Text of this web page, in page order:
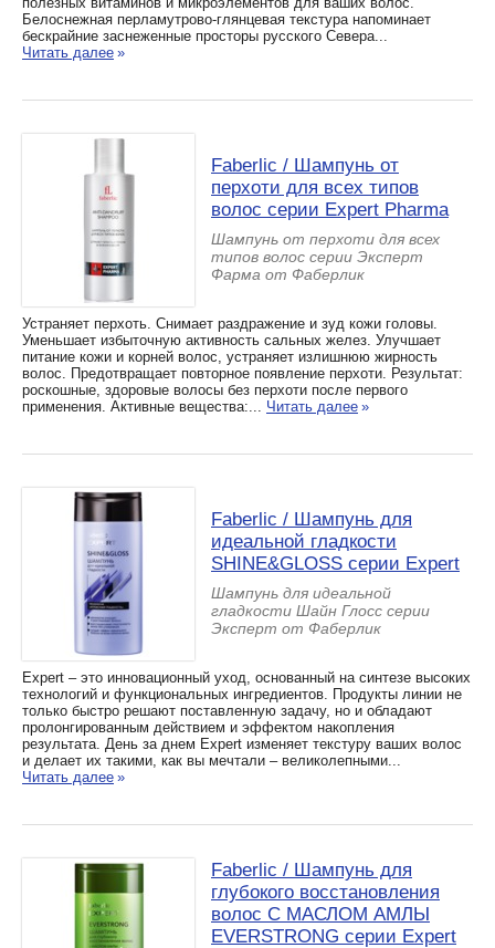
Белоснежная перламутрово-глянцевая текстура напоминает
бескрайние заснеженные просторы русского Севера...
Читать далее »
Faberlic / Шампунь от
перхоти для всех типов
волос серии Expert Pharma
Шампунь от перхоти для всех
типов волос серии Эксперт
Фарма от Фаберлик
Устраняет перхоть. Снимает раздражение и зуд кожи головы.
Уменьшает избыточную активность сальных желез. Улучшает
питание кожи и корней волос, устраняет излишнюю жирность
волос. Предотвращает повторное появление перхоти. Результат:
роскошные, здоровые волосы без перхоти после первого
применения. Активные вещества:... Читать далее »
Faberlic / Шампунь для
идеальной гладкости
SHINE&GLOSS серии Expert
Шампунь для идеальной
гладкости Шайн Глосс серии
Эксперт от Фаберлик
Expert – это инновационный уход, основанный на синтезе высоких
технологий и функциональных ингредиентов. Продукты линии не
только быстро решают поставленную задачу, но и обладают
пролонгированным действием и эффектом накопления
результата. День за днем Expert изменяет текстуру ваших волос
и делает их такими, как вы мечтали – великолепными...
Читать далее »
Faberlic / Шампунь для
глубокого восстановления
волос С МАСЛОМ АМЛЫ
EVERSTRONG серии Expert